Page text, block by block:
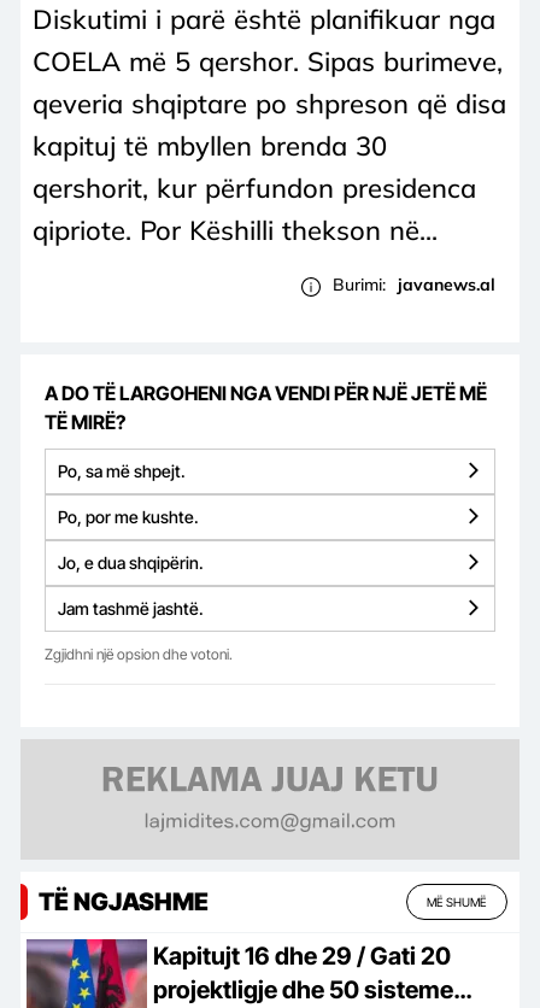
Diskutimi i parë është planifikuar nga
COELA më 5 qershor. Sipas burimeve,
qeveria shqiptare po shpreson që disa
kapituj të mbyllen brenda 30
qershorit, kur përfundon presidenca
qipriote. Por Këshilli thekson në...
Burimi: javanews.al
A DO TË LARGOHENI NGA VENDI PËR NJË JETË MË
TË MIRË?
Po, sa më shpejt.
Po, por me kushte.
Jo, e dua shqipërin.
Jam tashmë jashtë.
Zgjidhni një opsion dhe votoni.
TË NGJASHME MË SHUMË
Kapitujt 16 dhe 29 / Gati 20
projektligje dhe 50 sisteme